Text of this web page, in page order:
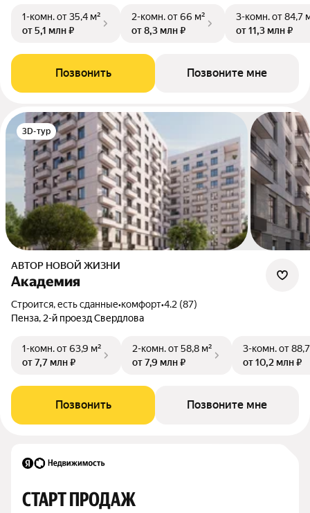
1-комн.от 35,4 м²
от 5,1 млн ₽
2-комн.от 66 м²
от 8,3 млн ₽
3-комн.от 84,7
от 11,3 млн ₽
Позвонить Позвоните мне
3D-тур
АВТОР НОВОЙ ЖИЗНИ
Академия
Строится, есть сданные•комфорт•4.2 (87)
Пенза, 2-й проезд Свердлова
1-комн.от 63,9 м²
от 7,7 млн ₽
2-комн.от 58,8 м²
от 7,9 млн ₽
3-комн.от
от 10,2 млн ₽
Позвонить Позвоните мне
СТАРТ ПРОДАЖ